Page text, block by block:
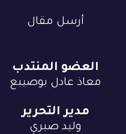
أرسل مقال
العضو المنتدب
معاذ عادل بوصيبع
مدير التحرير
وليد صبري